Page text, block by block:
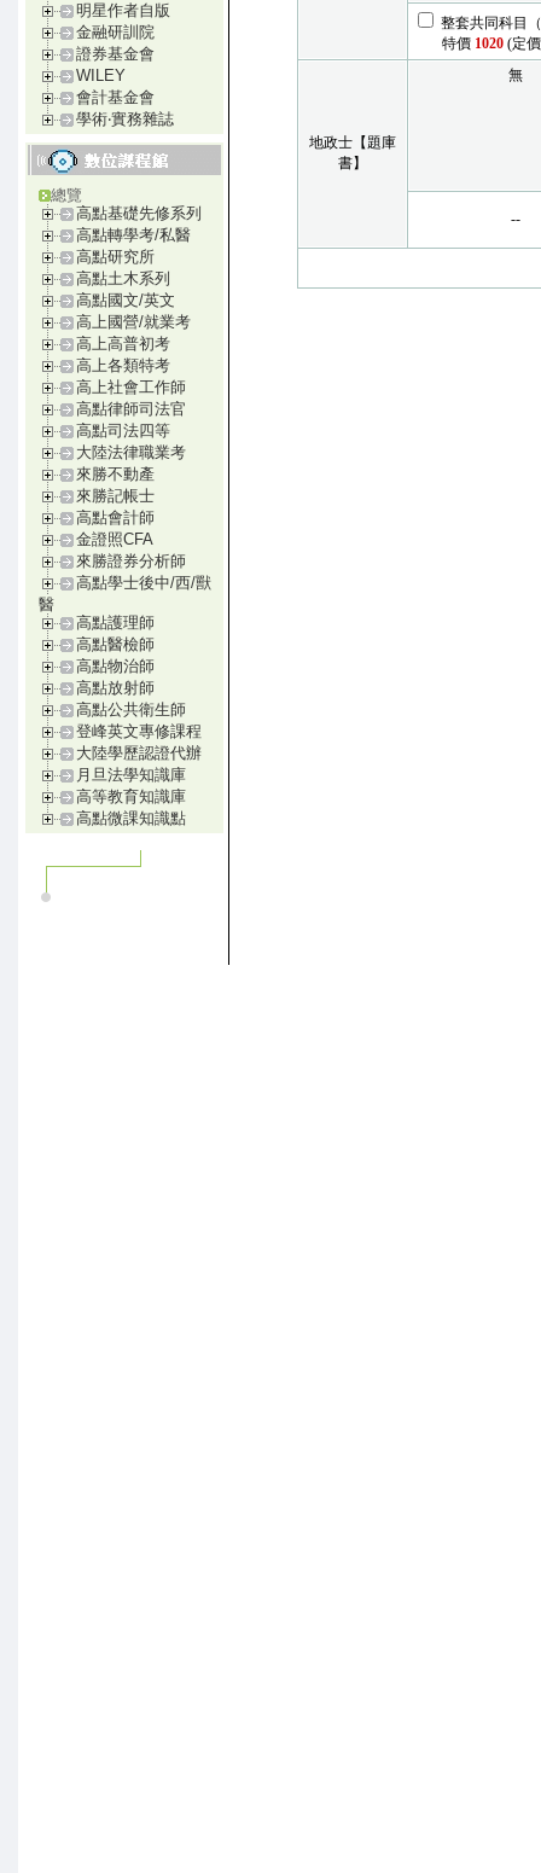
明星作者自版
金融研訓院
證券基金會
WILEY
會計基金會
學術‧實務雜誌
總覽
高點基礎先修系列
高點轉學考/私醫
高點研究所
高點土木系列
高點國文/英文
高上國營/就業考
高上高普初考
高上各類特考
高上社會工作師
高點律師司法官
高點司法四等
大陸法律職業考
來勝不動產
來勝記帳士
高點會計師
金證照CFA
來勝證券分析師
高點學士後中/西/獸
醫
高點護理師
高點醫檢師
高點物治師
高點放射師
高點公共衛生師
登峰英文專修課程
大陸學歷認證代辦
月旦法學知識庫
高等教育知識庫
高點微課知識點
整套共同科目
特價 1020 (定
地政士【題庫
書】
無
--